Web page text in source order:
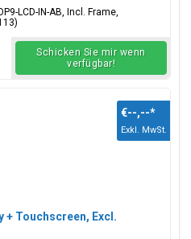
LCD-IN-AB, Incl. Frame,
Schicken Sie mir wenn
verfügbar!
+ Touchscreen, Excl.
€--,--*
Exkl. MwSt.